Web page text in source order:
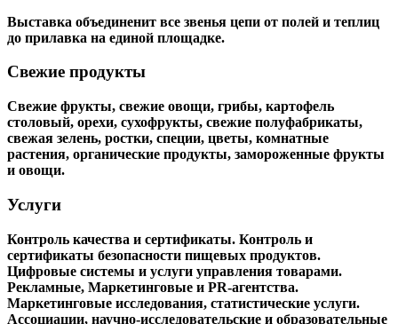
Выставка объединенит все звенья цепи от полей и теплиц
до прилавка на единой площадке.
Свежие продукты
Свежие фрукты, свежие овощи, грибы, картофель
столовый, орехи, сухофрукты, свежие полуфабрикаты,
свежая зелень, ростки, специи, цветы, комнатные
растения, органические продукты, замороженные фрукты
и овощи.
Услуги
Контроль качества и сертификаты. Контроль и
сертификаты безопасности пищевых продуктов.
Цифровые системы и услуги управления товарами.
Рекламные, Маркетинговые и PR-агентства.
Маркетинговые исследования, статистические услуги.
Ассоциации, научно-исследовательские и образовательные